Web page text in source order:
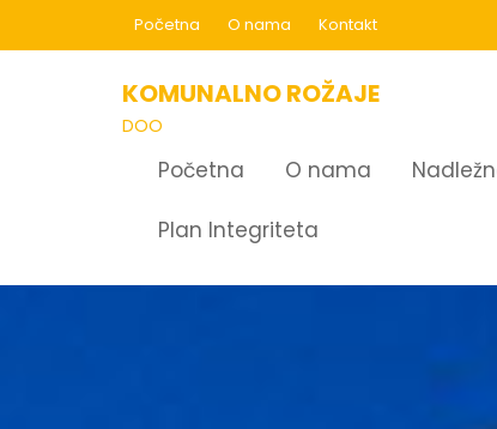
Početna O nama Kontakt
KOMUNALNO ROŽAJE
DOO
Početna O nama
Plan Integriteta